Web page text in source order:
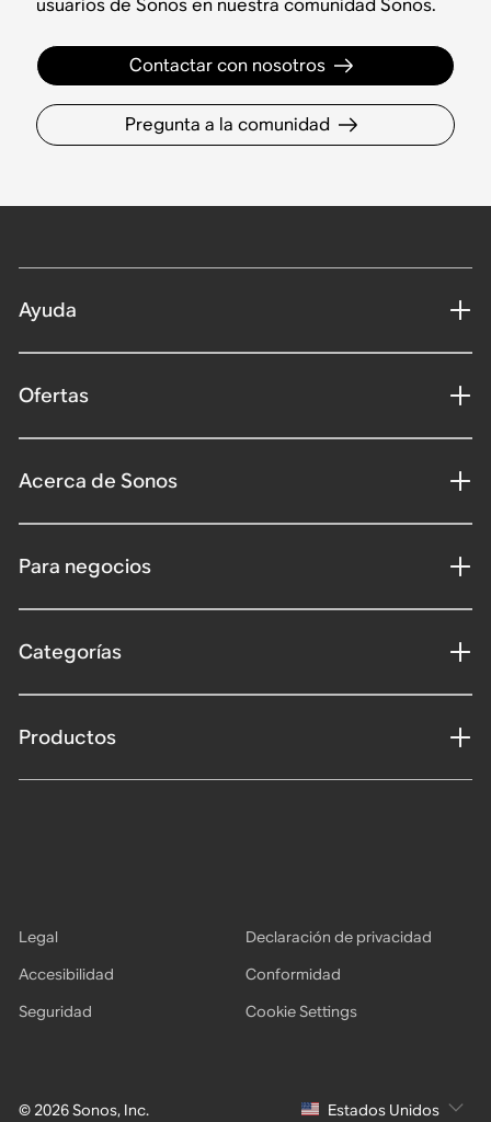
usuarios de Sonos en nuestra comunidad Sonos.
Contactar con nosotros
Pregunta a la comunidad
Ayuda
Ofertas
Acerca de Sonos
Para negocios
Categorías
Productos
© 2026 Sonos, Inc.
Legal
Declaración de privacidad
Accesibilidad
Conformidad
Seguridad
Cookie Settings
Estados Unidos